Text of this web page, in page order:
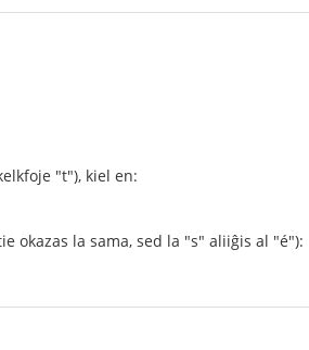
"t"), kiel en:
okazas la sama, sed la "s" aliiĝis al "é"):